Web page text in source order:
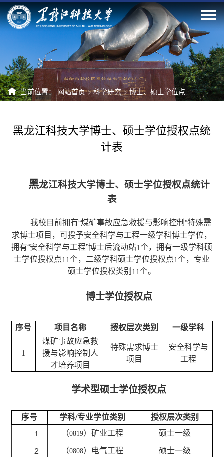
当前位置：网站首页>科学研究>博士、硕士学位点
黑龙江科技大学博士、硕士学位授权点统
计表
黑龙江科技大学博士、硕士学位授权点统计
表
我校目前拥有“煤矿事故应急救援与影响控制”特殊需
求博士项目，可授予安全科学与工程一级学科博士学位，
拥有“安全科学与工程”博士后流动站1个，拥有一级学科硕
士学位授权点11个，二级学科硕士学位授权点1个，专业
硕士学位授权类别11个。
博士学位授权点
序号 项目名称 授权层次类别 一级学科
1
煤矿事故应急救
援与影响控制人
才培养项目
特殊需求博士
项目
安全科学与
工程
学术型硕士学位授权点
序号 学科/专业学位类别 授权层次类别
1 （0819）矿业工程 硕士一级
2 （0808）电气工程 硕士一级